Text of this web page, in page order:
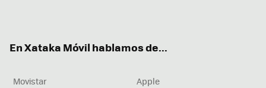
En Xataka Móvil hablamos de...
Movistar
Apple